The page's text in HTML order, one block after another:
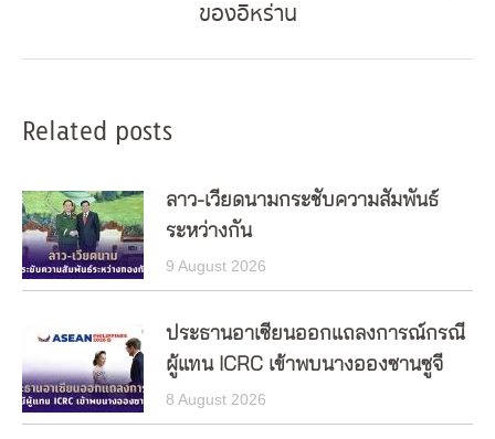
post:
ของอิหร่าน
Related posts
ลาว-เวียดนามกระชับความสัมพันธ์
ระหว่างกัน
9 August 2026
ประธานอาเซียนออกแถลงการณ์กรณี
ผู้แทน ICRC เข้าพบนางอองซานซูจี
8 August 2026